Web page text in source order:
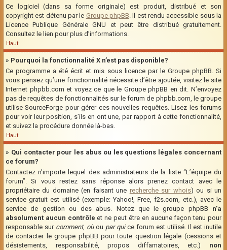
Ce logiciel (dans sa forme originale) est produit, distribué et son
copyright est détenu par le Groupe phpBB. Il est rendu accessible sous la
Licence Publique Générale GNU et peut être distribué gratuitement.
Consultez le lien pour plus d’informations.
Haut
» Pourquoi la fonctionnalité X n’est pas disponible?
Ce programme a été écrit et mis sous licence par le Groupe phpBB. Si
vous pensez qu’une fonctionnalité nécessite d’être ajoutée, visitez le site
Internet phpbb.com et voyez ce que le Groupe phpBB en dit. N’envoyez
pas de requêtes de fonctionnalités sur le forum de phpbb.com, le groupe
utilise SourceForge pour gérer ces nouvelles requêtes. Lisez les forums
pour voir leur position, s’ils en ont une, par rapport à cette fonctionnalité,
et suivez la procédure donnée là-bas.
Haut
» Qui contacter pour les abus ou les questions légales concernant
ce forum?
Contactez n’importe lequel des administrateurs de la liste “L’équipe du
forum”. Si vous restez sans réponse alors prenez contact avec le
propriétaire du domaine (en faisant une recherche sur whois) ou si un
service gratuit est utilisé (exemple: Yahoo!, Free, f2s.com, etc.), avec le
service de gestion ou des abus. Notez que le groupe phpBB n’a
absolument aucun contrôle et ne peut être en aucune façon tenu pour
responsable sur comment, oùou par quice forum est utilisé. Il est inutile
de contacter le groupe phpBB pour toute question légale (cessions et
désistements, responsabilité, propos diffamatoires, etc.) non